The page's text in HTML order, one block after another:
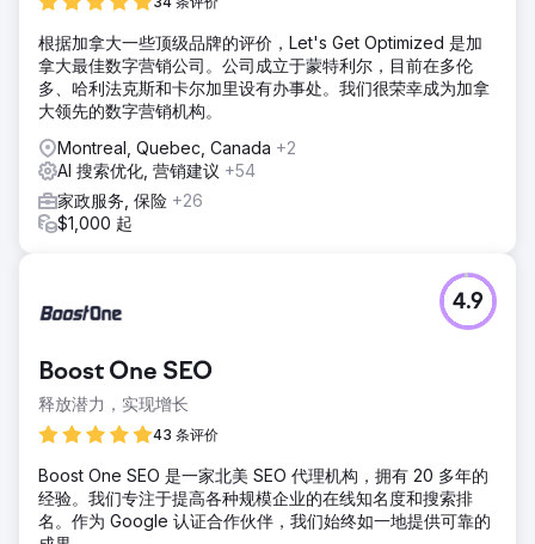
根据加拿大一些顶级品牌的评价，Let's Get Optimized 是加
拿大最佳数字营销公司。公司成立于蒙特利尔，目前在多伦
多、哈利法克斯和卡尔加里设有办事处。我们很荣幸成为加拿
大领先的数字营销机构。
Montreal, Quebec, Canada +2
AI 搜索优化, 营销建议 +54
家政服务, 保险 +26
$1,000 起
Boost One SEO
释放潜力，实现增长
43 条评价
4.9
Boost One SEO 是一家北美 SEO 代理机构，拥有 20 多年的
经验。我们专注于提高各种规模企业的在线知名度和搜索排
名。作为 Google 认证合作伙伴，我们始终如一地提供可靠的